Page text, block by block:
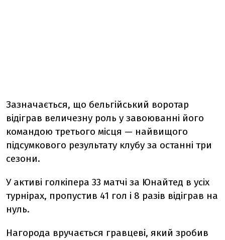
Зазначається, що бельгійський воротар
відіграв величезну роль у завоюванні його
командою третього місця — найвищого
підсумкового результату клубу за останні три
сезони.
У активі голкіпера 33 матчі за Юнайтед в усіх
турнірах, пропустив 41 гол і 8 разів відіграв на
нуль.
Нагорода вручається гравцеві, який зробив